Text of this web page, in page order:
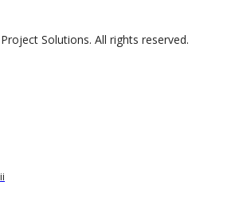
Solutions. All rights reserved.